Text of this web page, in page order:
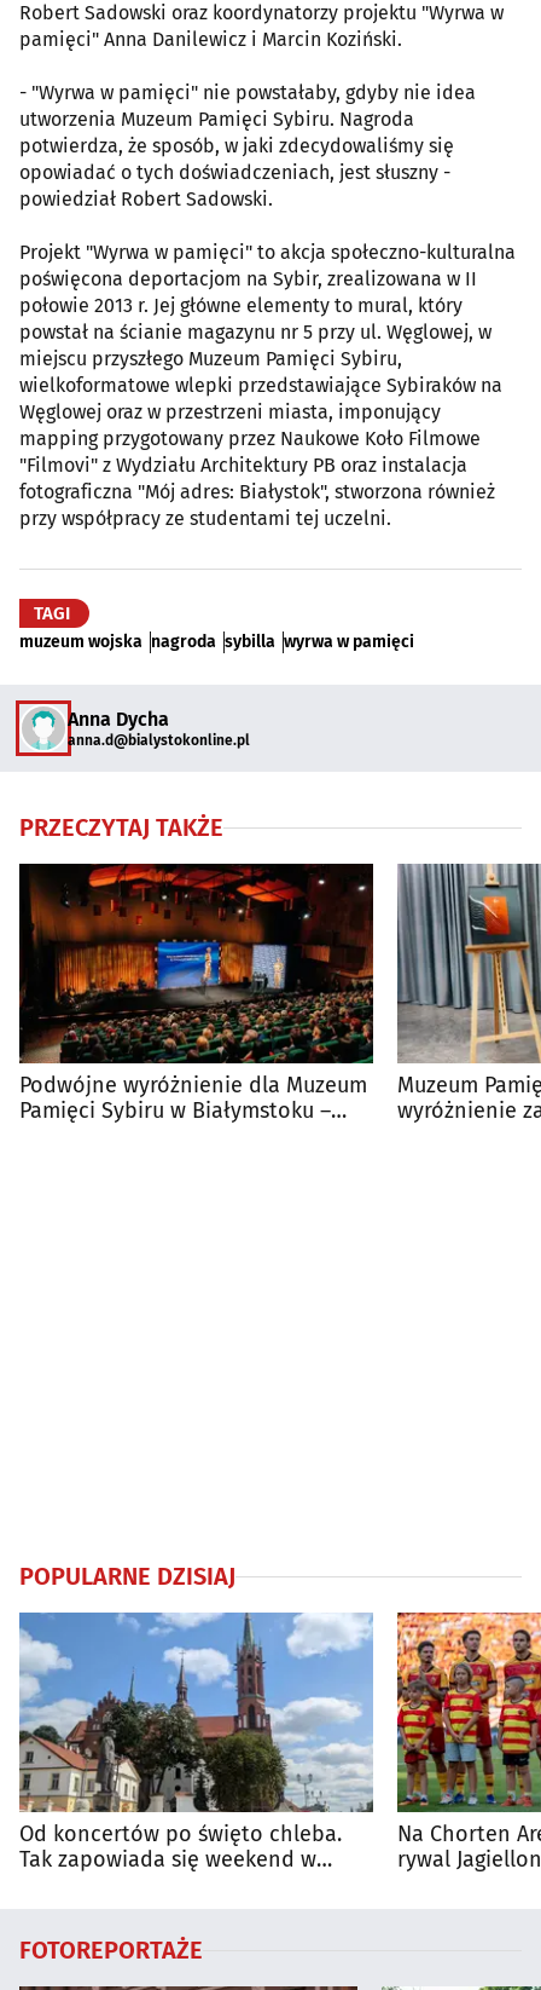
Robert Sadowski oraz koordynatorzy projektu "Wyrwa w
pamięci" Anna Danilewicz i Marcin Koziński.
- "Wyrwa w pamięci" nie powstałaby, gdyby nie idea
utworzenia Muzeum Pamięci Sybiru. Nagroda
potwierdza, że sposób, w jaki zdecydowaliśmy się
opowiadać o tych doświadczeniach, jest słuszny -
powiedział Robert Sadowski.
Projekt "Wyrwa w pamięci" to akcja społeczno-kulturalna
poświęcona deportacjom na Sybir, zrealizowana w II
połowie 2013 r. Jej główne elementy to mural, który
powstał na ścianie magazynu nr 5 przy ul. Węglowej, w
miejscu przyszłego Muzeum Pamięci Sybiru,
wielkoformatowe wlepki przedstawiające Sybiraków na
Węglowej oraz w przestrzeni miasta, imponujący
mapping przygotowany przez Naukowe Koło Filmowe
"Filmovi" z Wydziału Architektury PB oraz instalacja
fotograficzna "Mój adres: Białystok", stworzona również
przy współpracy ze studentami tej uczelni.
TAGI
muzeum wojska nagroda sybilla wyrwa w pamięci
Anna Dycha
anna.d@bialystokonline.pl
PRZECZYTAJ TAKŻE
Podwójne wyróżnienie dla Muzeum
Pamięci Sybiru w Białymstoku –
Muzeum
wyróżnienie
POPULARNE DZISIAJ
Od koncertów po święto chleba.
Tak zapowiada się weekend w
Na Chorten
rywal
FOTOREPORTAŻE